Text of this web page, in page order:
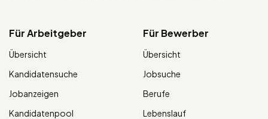
Für Arbeitgeber
Übersicht
Kandidatensuche
Jobanzeigen
Kandidatenpool
Für Bewerber
Übersicht
Jobsuche
Berufe
Lebenslauf